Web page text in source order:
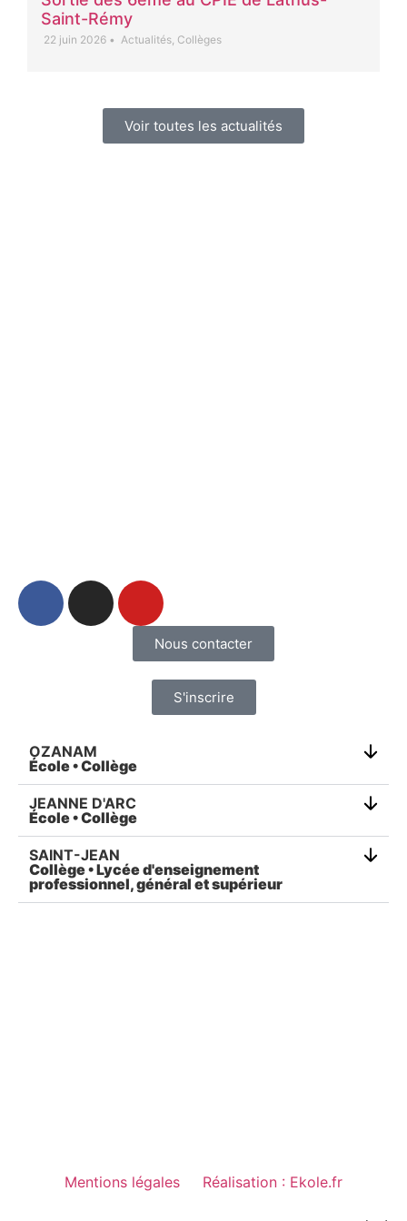
Saint-Rémy
22 juin 2026 • Actualités, Collèges
Voir toutes les actualités
Nous contacter
S'inscrire
OZANAM
École • Collège
JEANNE D'ARC
École • Collège
SAINT-JEAN
Collège • Lycée d'enseignement
professionnel, général et supérieur
Mentions légales Réalisation : Ekole.fr